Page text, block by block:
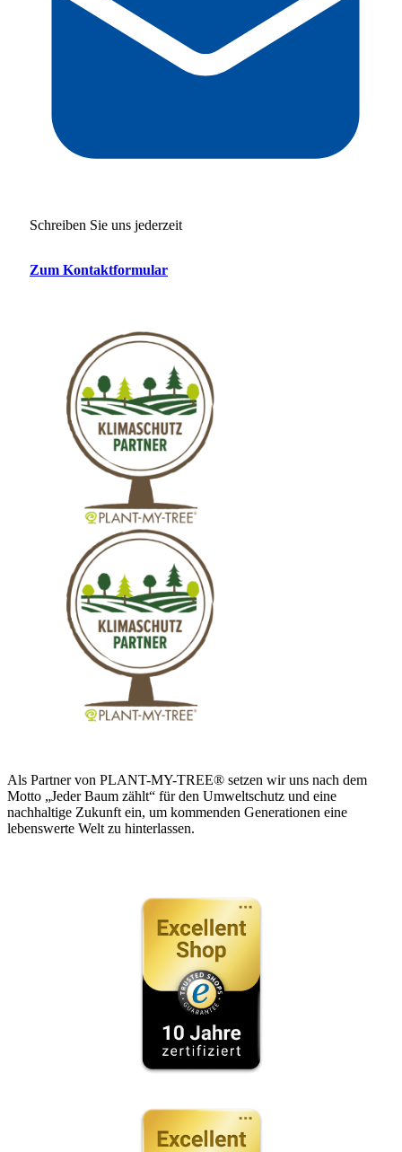
Schreiben Sie uns jederzeit
Zum Kontaktformular
Als Partner von PLANT-MY-TREE® setzen wir uns nach dem
Motto „Jeder Baum zählt“ für den Umweltschutz und eine
nachhaltige Zukunft ein, um kommenden Generationen eine
lebenswerte Welt zu hinterlassen.